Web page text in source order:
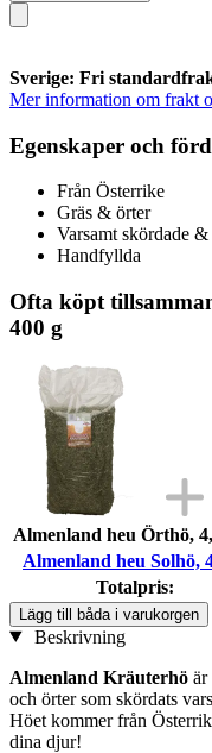
Sverige: Fri
Mer information om frakt
Egenskaper och
Från Österrike
Gräs & örter
Varsamt skördade
Handfyllda
Ofta köpt
400 g
Almenland heu Örthö,
Almenland heu Solhö,
Totalpris:
Lägg till båda i varukorgen
Beskrivning
Almenland Kräuterhö är
och örter som skördats
Höet kommer från
dina djur!